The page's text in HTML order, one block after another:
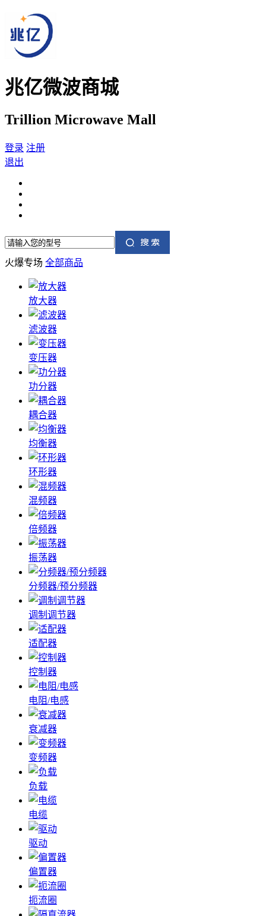
兆亿微波商城
Trillion Microwave Mall
登录 注册
退出
火爆专场 全部商品
放大器
滤波器
变压器
功分器
耦合器
均衡器
环形器
混频器
倍频器
振荡器
分频器/预分频器
调制调节器
适配器
控制器
电阻/电感
衰减器
变频器
负载
电缆
驱动
偏置器
扼流圈